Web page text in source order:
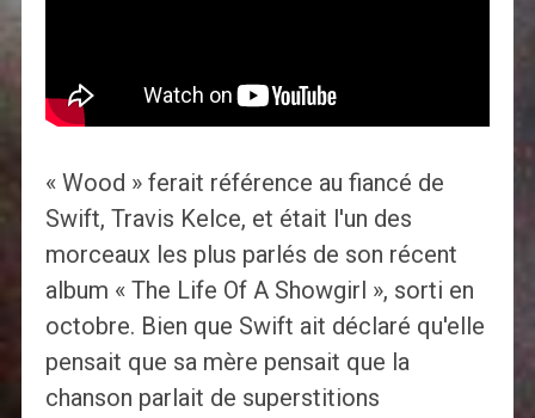
« Wood » ferait référence au fiancé de
Swift, Travis Kelce, et était l'un des
morceaux les plus parlés de son récent
album « The Life Of A Showgirl », sorti en
octobre. Bien que Swift ait déclaré qu'elle
pensait que sa mère pensait que la
chanson parlait de superstitions